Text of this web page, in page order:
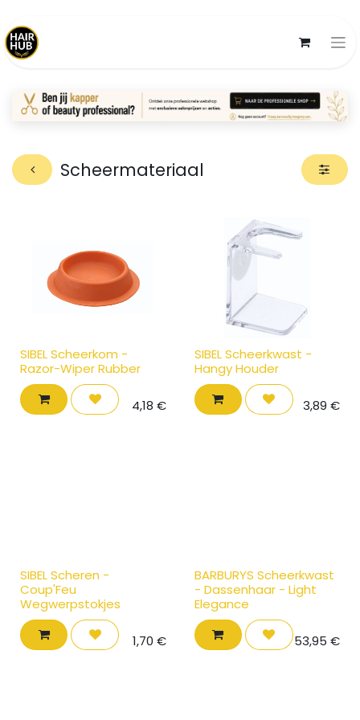
Scheermateriaal
SIBEL Scheerkom -
Razor-Wiper Rubber
4,18 €
SIBEL Scheerkwast -
Hangy Houder
3,89 €
SIBEL Scheren -
Coup'Feu
Wegwerpstokjes
1,70 €
BARBURYS Scheerkwast
- Dassenhaar - Light
Elegance
53,95 €